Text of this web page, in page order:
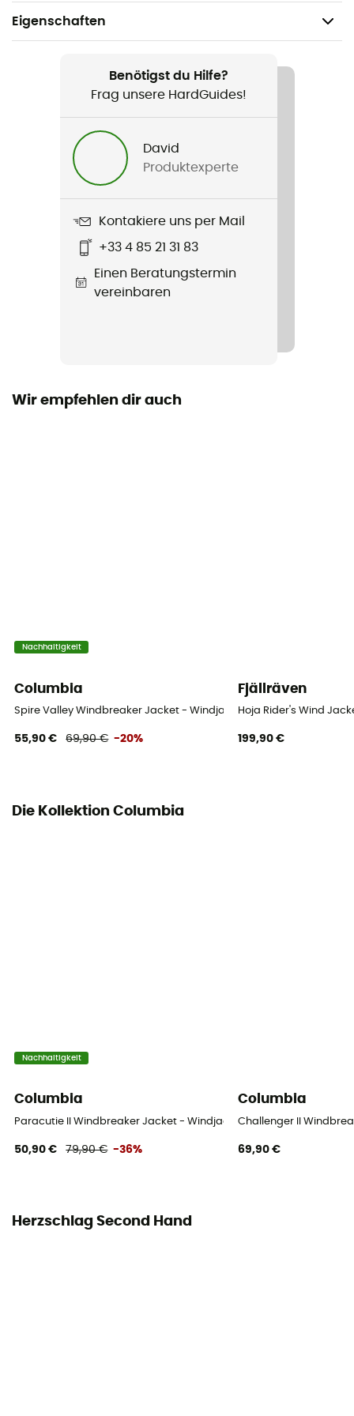
Eigenschaften
Wandern / Trekking / Reise / Alltag
Flash Forward II Windbreaker
Benötigst du Hilfe?
Frag unsere HardGuides!
David
Produktexperte
Kontakiere uns per Mail
+33 4 85 21 31 83
Einen Beratungstermin
vereinbaren
Wir empfehlen dir auch
Nachhaltigkeit
Columbia
Spire Valley Windbreaker Jacket - Windjacke - Damen
55,90 € 69,90 € -20%
Fjällräven
Hoja Rider's Wind
199,90 €
Die Kollektion Columbia
Nachhaltigkeit
Columbia
Paracutie II Windbreaker Jacket - Windjacke - Damen
50,90 € 79,90 € -36%
Columbia
Challenger II
69,90 €
Herzschlag Second Hand